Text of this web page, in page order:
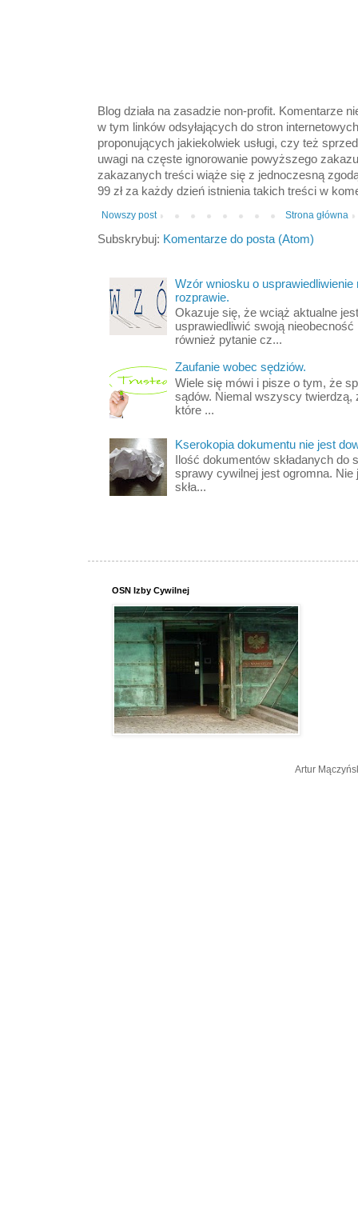
Blog działa na zasadzie non-profit. Komentarze
w tym linków odsyłających do stron
proponujących jakiekolwiek usługi, czy też
uwagi na częste ignorowanie powyższego
zakazanych treści wiąże się z jednoczesną
99 zł za każdy dzień istnienia takich treści w
Nowszy post Strona główna
Subskrybuj: Komentarze do posta (Atom)
Wzór wniosku o
rozprawie.
Okazuje się, że wciąż aktualne
usprawiedliwić swoją nieobecność
również pytanie cz...
Zaufanie wobec sędziów.
Wiele się mówi i pisze o tym, że
sądów. Niemal wszyscy twierdzą,
które ...
Kserokopia dokumentu nie jest
Ilość dokumentów składanych
sprawy cywilnej jest ogromna.
skła...
OSN Izby Cywilnej
Artur